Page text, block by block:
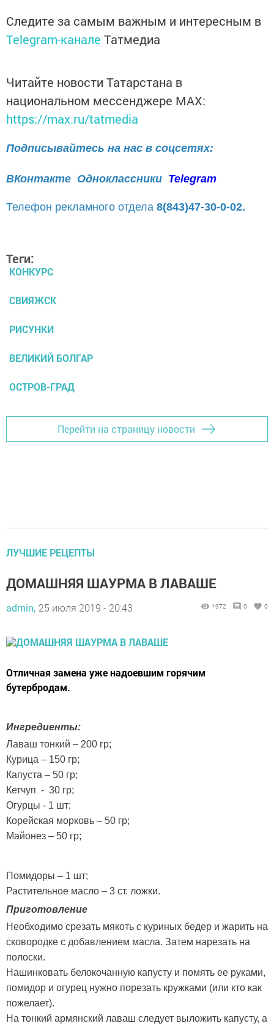
Следите за самым важным и интересным в
Telegram-канале Татмедиа
Читайте новости Татарстана в
национальном мессенджере MАХ:
https://max.ru/tatmedia
Подписывайтесь на нас в соцсетях:
ВКонтакте Одноклассники Telegram
Телефон рекламного отдела 8(843)47-30-0-02.
Теги:
КОНКУРС
СВИЯЖСК
РИСУНКИ
ВЕЛИКИЙ БОЛГАР
ОСТРОВ-ГРАД
Перейти на страницу новости
ЛУЧШИЕ РЕЦЕПТЫ
ДОМАШНЯЯ ШАУРМА В ЛАВАШЕ
admin, 25 июля 2019 - 20:43 1972 0 0
Отличная замена уже надоевшим горячим
бутербродам.
Ингредиенты:
Лаваш тонкий – 200 гр;
Курица – 150 гр;
Капуста – 50 гр;
Кетчуп - 30 гр;
Огурцы - 1 шт;
Корейская морковь – 50 гр;
Майонез – 50 гр;
Помидоры – 1 шт;
Растительное масло – 3 ст. ложки.
Приготовление
Необходимо срезать мякоть с куриных бедер и жарить на
сковородке с добавлением масла. Затем нарезать на
полоски.
Нашинковать белокочанную капусту и помять ее руками,
помидор и огурец нужно порезать кружками (или кто как
пожелает).
На тонкий армянский лаваш следует выложить капусту, а